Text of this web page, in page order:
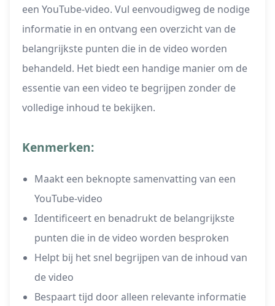
een YouTube-video. Vul eenvoudigweg de nodige
informatie in en ontvang een overzicht van de
belangrijkste punten die in de video worden
behandeld. Het biedt een handige manier om de
essentie van een video te begrijpen zonder de
volledige inhoud te bekijken.
Kenmerken:
Maakt een beknopte samenvatting van een
YouTube-video
Identificeert en benadrukt de belangrijkste
punten die in de video worden besproken
Helpt bij het snel begrijpen van de inhoud van
de video
Bespaart tijd door alleen relevante informatie